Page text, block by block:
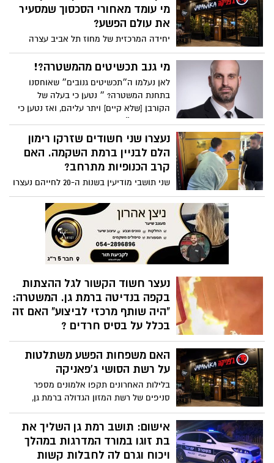
החשודים בהצתת בית הקפה "בנדיטה" ברמת
גן; הוגשה נגדם הצהרת תובע, מעצרם הוארך
הרשת סערה והתקושרת הכריזה על אלימות
ש"נפגע מרדיפה דתית" האם שלב
ההתנצלויות יגיע?
מי עומד מאחורי הסכסוך שמסעיר
את עולם הפשע?
יחידה המרכזית של מחוז תל אביב עצרה
תושב רחובות בשנות ה־20 לחייו בחשד
למעורבות בהצתת סניף ג'פניקה בגבעתיים
ב־12 ביולי. בית המשפט האריך את מעצרו
מי גנב תכשיטים מהמשטרה?!
לאן נעלמו ה״תכשיטים גנובים״ שאוחסנו
בתחנת המשטרה? ״ נטען כי בעלה של
הקורבן [שלא קיים] ויתר עליהם, ואז נטען כי
הם הושמדו״
נעצרו שני חשודים שזרקו רימון
הלם לבניין ברמת השקמה. האם
קרב הכנופיות מתרחב?
שני תושבי מודיעין בשנות ה-20 לחייהם נעצרו
בחשד שהשליכו רימון הלם לעבר חצר בניין
מגורים ברמת השקמה. לא היו נפגעים, אך
נגרם נזק לרכוש
נעצר חשוד הקשור לגל ההצתות
בקפה בנדיטה ברמת גן. המשטרה:
"היה שותף מרכזי לביצוע" האם זה
בכלל על בסיס חרדים ?
תושב ביתר עילית בן 23 נעצר בחשד
למעורבות בהצתת בית הקפה ברחוב עוזיאל
ב-1 ביולי. במשטרה טוענים כי מילא תפקיד
מרכזי בתכנון ובביצוע האירוע, וכי החקירה
נמשכת וצפויים מעצרים נוספים, השאלה
בטענה שהמקום פועל בשבת.
האם משפחות הפשע משתלטות
על רשת הסושי ג'פאניקה
בלילות האחרונים תקפו אלמונים מספר
סניפים של רשת המזון הגדולה ברמת גן,
גבעתיים והאזור. המשטרה חוקרת
אישום: תושב רמת גן השליך את
בת זוגו במורד המדרגות במהלך
ויכוח וגרם לה לחבלות קשות